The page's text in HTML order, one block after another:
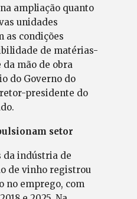
ampliação quanto
unidades
as condições
de matérias-
mão de obra
do Governo do
presidente do
setor
da indústria de
de vinho registrou
no emprego, com